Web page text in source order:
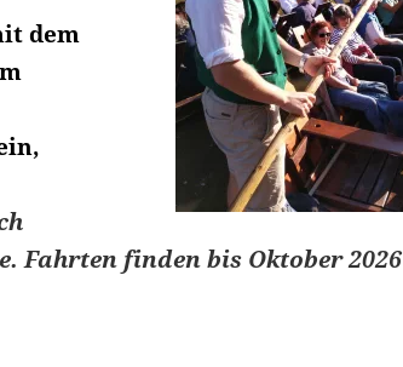
dem
Fahrten finden bis Oktober 2026